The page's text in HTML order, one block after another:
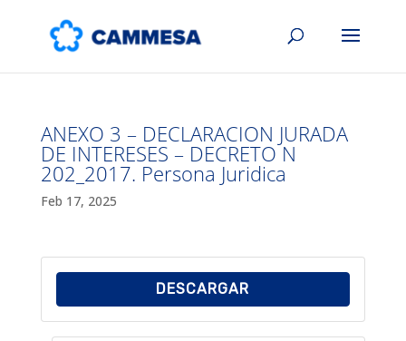
ANEXO 3 – DECLARACION JURADA
DE INTERESES – DECRETO N
202_2017. Persona Juridica
Feb 17, 2025
DESCARGAR